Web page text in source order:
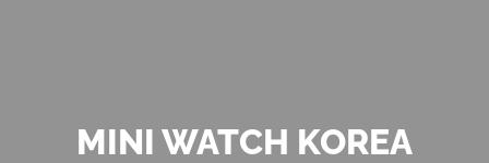
MINI WATCH KOREA